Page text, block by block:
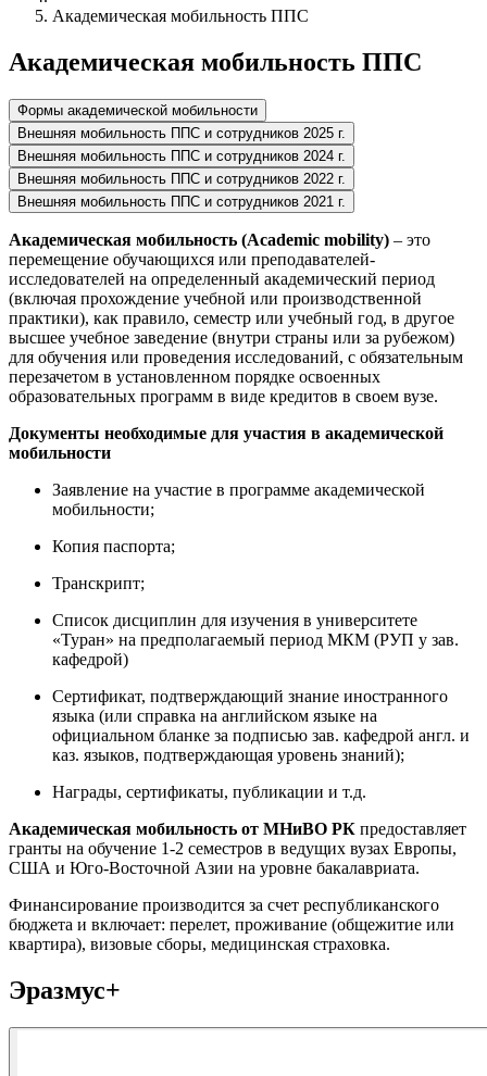
Академическая мобильность ППС
Академическая мобильность ППС
Формы академичеcкой мобильности
Внешняя мобильность ППС и сотрудников 2025 г.
Внешняя мобильность ППС и сотрудников 2024 г.
Внешняя мобильность ППС и сотрудников 2022 г.
Внешняя мобильность ППС и сотрудников 2021 г.
Академическая мобильность (Academic mobility) – это
перемещение обучающихся или преподавателей-
исследователей на определенный академический период
(включая прохождение учебной или производственной
практики), как правило, семестр или учебный год, в другое
высшее учебное заведение (внутри страны или за рубежом)
для обучения или проведения исследований, с обязательным
перезачетом в установленном порядке освоенных
образовательных программ в виде кредитов в своем вузе.
Документы необходимые для участия в академической
мобильности
Заявление на участие в программе академической
мобильности;
Копия паспорта;
Транскрипт;
Список дисциплин для изучения в университете
«Туран» на предполагаемый период МКМ (РУП у зав.
кафедрой)
Сертификат, подтверждающий знание иностранного
языка (или справка на английском языке на
официальном бланке за подписью зав. кафедрой англ. и
каз. языков, подтверждающая уровень знаний);
Награды, сертификаты, публикации и т.д.
Академическая мобильность от МНиВО РК предоставляет
гранты на обучение 1-2 семестров в ведущих вузах Европы,
США и Юго-Восточной Азии на уровне бакалавриата.
Финансирование производится за счет республиканского
бюджета и включает: перелет, проживание (общежитие или
квартира), визовые сборы, медицинская страховка.
Эразмус+